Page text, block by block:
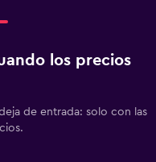
los precios
de entrada: solo con las